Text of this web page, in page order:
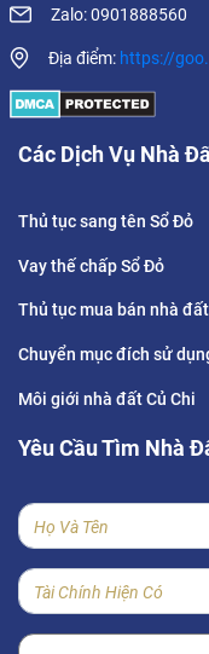
Zalo: 0901888560
Địa điểm: https://
Các Dịch Vụ Nhà
Thủ tục sang tên Sổ Đỏ
Vay thế chấp Sổ Đỏ
Thủ tục mua bán nhà đất
Chuyển mục đích sử
Môi giới nhà đất Củ Chi
Yêu Cầu Tìm Nhà